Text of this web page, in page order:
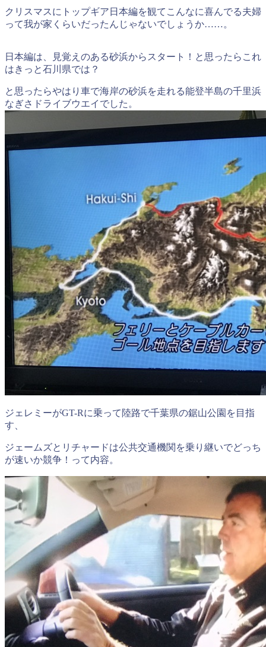
クリスマスにトップギア日本編を観てこんなに喜んでる夫婦
って我が家くらいだったんじゃないでしょうか……。
日本編は、見覚えのある砂浜からスタート！と思ったらこれ
はきっと石川県では？
と思ったらやはり車で海岸の砂浜を走れる能登半島の千里浜
なぎさドライブウエイでした。
ジェレミーがGT-Rに乗って陸路で千葉県の鋸山公園を目指
す、
ジェームズとリチャードは公共交通機関を乗り継いでどっち
が速いか競争！って内容。